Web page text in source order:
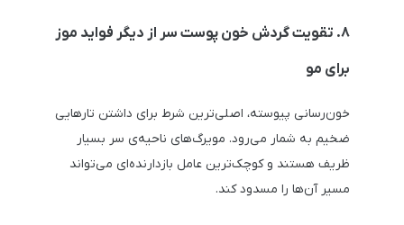
۸. تقویت گردش خون پوست سر از دیگر فواید موز
برای مو
خون‌رسانی پیوسته، اصلی‌ترین شرط برای داشتن تارهایی
ضخیم به شمار می‌رود. مویرگ‌های ناحیه‌ی سر بسیار
ظریف هستند و کوچک‌ترین عامل بازدارنده‌ای می‌تواند
مسیر آن‌ها را مسدود کند.